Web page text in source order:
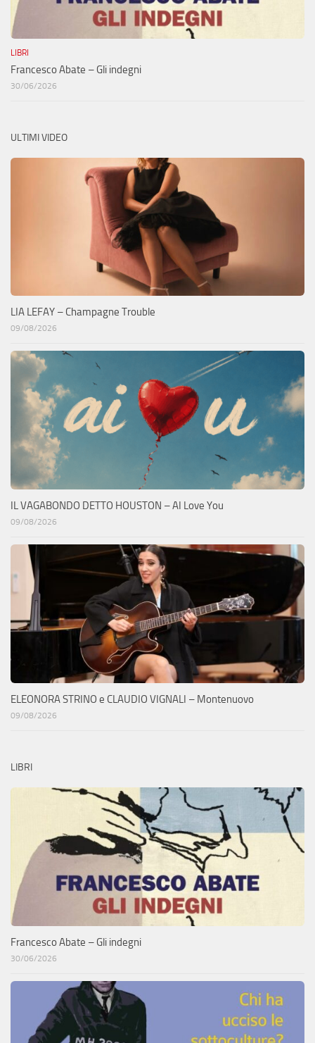
LIBRI
Francesco Abate – Gli indegni
30/06/2026
ULTIMI VIDEO
LIA LEFAY – Champagne Trouble
09/08/2026
IL VAGABONDO DETTO HOUSTON – AI Love You
09/08/2026
ELEONORA STRINO e CLAUDIO VIGNALI – Montenuovo
09/08/2026
LIBRI
Francesco Abate – Gli indegni
30/06/2026